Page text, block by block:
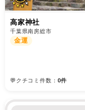
高家神社
千葉県南房総市
金運
💬クチコミ件数： 0件